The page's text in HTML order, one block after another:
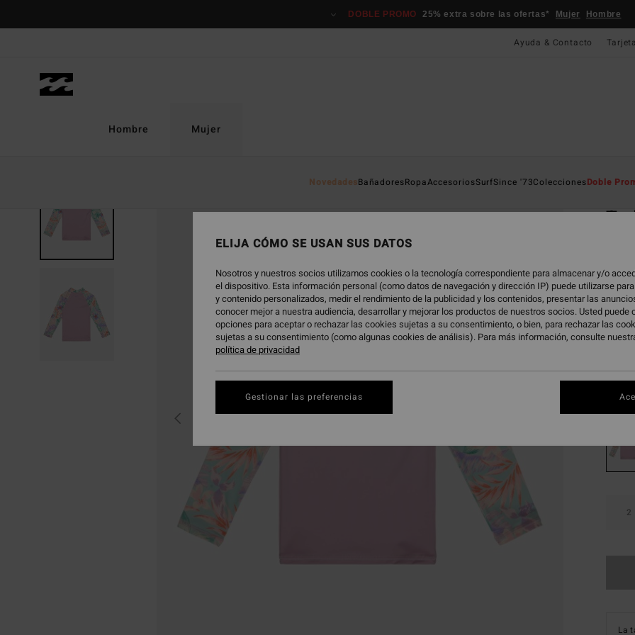
producto
DOBLE PROMO 25% extra sobre las ofertas* Mujer Hombre
Ayuda & Contacto
Hombre Mujer
NovedadesBañadoresRopaAccesoriosSurfSince '73ColeccionesDoble
ECO-
29,95
Color
2
La
ELIJA CÓMO SE USAN SUS DATOS
Nosotros y nuestros socios utilizamos cookies o la tecnología correspondiente para almacenar y/o
el dispositivo. Esta información personal (como datos de navegación y dirección IP) puede utilizarse
y contenido personalizados, medir el rendimiento de la publicidad y los contenidos, presentar las
conocer mejor a nuestra audiencia, desarrollar y mejorar los productos de nuestros socios. Usted puede
opciones para aceptar o rechazar las cookies sujetas a su consentimiento, o bien, para rechazar las
sujetas a su consentimiento (como algunas cookies de análisis). Para más información, consulte
política de privacidad
Gestionar las preferencias